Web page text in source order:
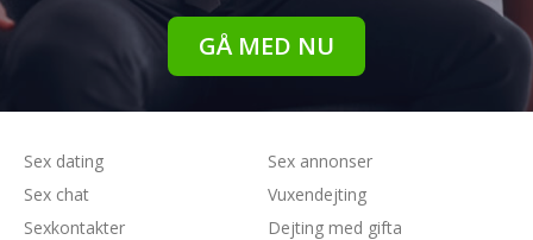
GÅ MED NU
Sex dating
Sex chat
Sexkontakter
Sex annonser
Vuxendejting
Dejting med gifta